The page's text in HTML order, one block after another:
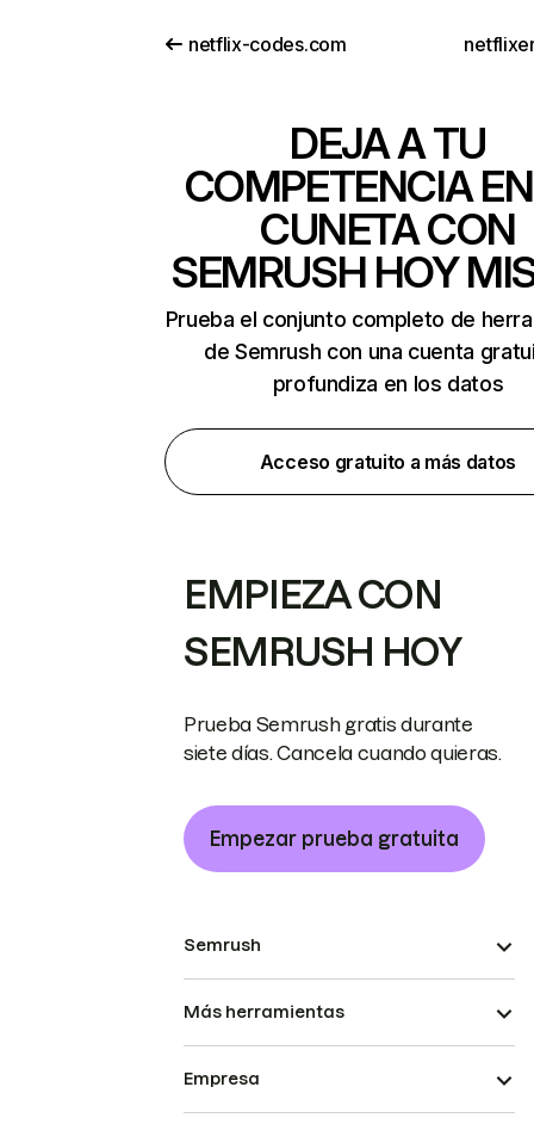
netflix-codes.com
DEJA A TU
COMPETENCIA
CUNETA CON
SEMRUSH HOY
Prueba el conjunto completo de
de Semrush con una cuenta
profundiza en los datos
Acceso gratuito a más datos
EMPIEZA CON
SEMRUSH HOY
Prueba Semrush gratis durante
siete días. Cancela cuando quieras.
Empezar prueba gratuita
Semrush
Más herramientas
Empresa